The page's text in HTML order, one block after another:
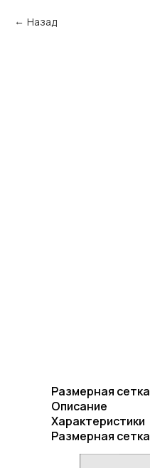
Назад
Размерная сетка
Описание
Характеристики
Размерная сетка